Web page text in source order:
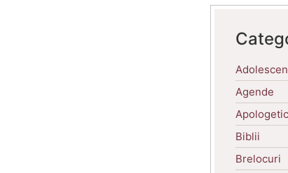
Agende
Biblii
Brelocuri